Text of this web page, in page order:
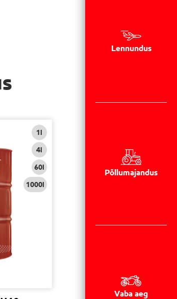
Lennundus
Põllumajandus
Vaba aeg
1l
4l
60l
1000l